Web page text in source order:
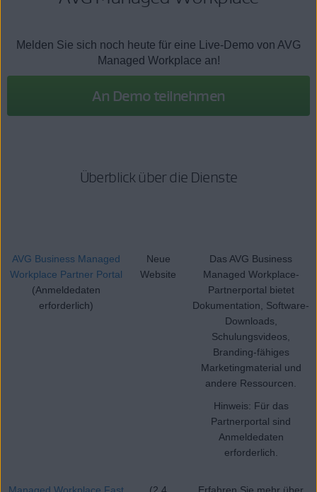
Melden Sie sich noch heute für eine Live-Demo von AVG
Managed Workplace an!
An Demo teilnehmen
Überblick über die Dienste
AVG Business Managed
Workplace Partner Portal
(Anmeldedaten
erforderlich)
Neue
Website
Das AVG Business
Managed Workplace-
Partnerportal bietet
Dokumentation, Software-
Downloads,
Schulungsvideos,
Branding-fähiges
Marketingmaterial und
andere Ressourcen.
Hinweis: Für das
Partnerportal sind
Anmeldedaten
erforderlich.
Managed Workplace Fast
(2,4
Erfahren Sie mehr über